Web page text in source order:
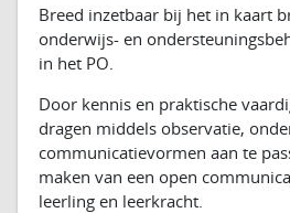
Breed inzetbaar bij het in kaart
onderwijs- en
in het PO.
Door kennis en praktische
dragen middels observatie,
communicatievormen aan te
maken van een open
leerling en leerkracht.